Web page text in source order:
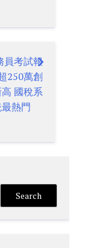
員考試報
250萬創
國稅系
熱門
Search